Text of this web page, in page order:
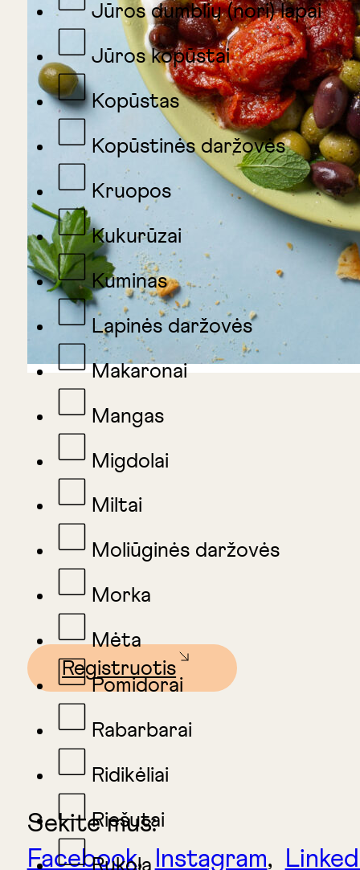
Jūros dumblių (nori) lapai
Jūros kopūstai
Kopūstas
Kopūstinės daržovės
Kruopos
Kukurūzai
Kuminas
Lapinės daržovės
Makaronai
Mangas
Migdolai
Miltai
Moliūginės daržovės
Morka
Mėta
Pomidorai
Rabarbarai
Ridikėliai
Riešutai
Registruotis
Sekite mus:
Facebook, Instagram,